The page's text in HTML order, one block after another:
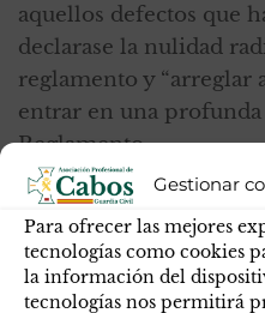
Gestionar
Para ofrecer las mejores
tecnologías como cookies
la información del
tecnologías nos permitirá
aquellos defectos que
declarase la nulidad
reglamento y “arreglar
entrar en una
Reglamento.
La idea que tiene la
Cuerpo es que el
entrada en el Consejo
de agosto, como última